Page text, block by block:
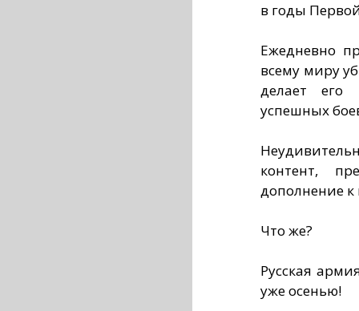
в годы
Ежедневно
всему миру
делает
успешных
контент,
дополнение к
Что же?
Русская
уже осенью!